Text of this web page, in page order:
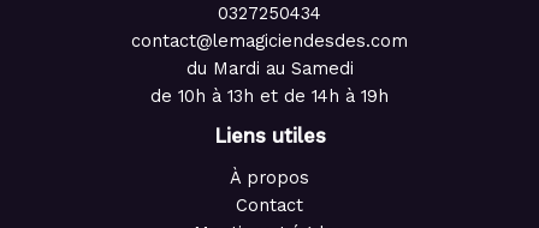
0327250434
contact@lemagiciendesdes.com
du Mardi au Samedi
de 10h à 13h et de 14h à 19h
Liens utiles
À propos
Contact